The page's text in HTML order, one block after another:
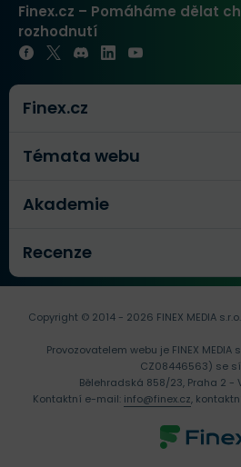
Finex.cz – Pomáháme dělat
rozhodnutí
Finex.cz
Témata webu
Akademie
Recenze
Copyright © 2014 - 2026 FINEX MEDIA s.r.o.
Provozovatelem webu je FINEX MEDIA
CZ08446563) se
Bělehradská 858/23, Praha 2 -
Kontaktní e-mail: info@finex.cz,